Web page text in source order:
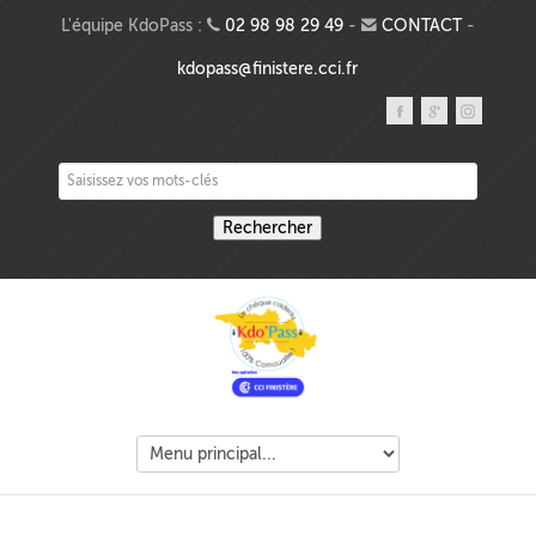
Aller au contenu principal
L'équipe KdoPass : 02 98 98 29 49- CONTACT-
kdopass@finistere.cci.fr
Saisissez vos mots-clés